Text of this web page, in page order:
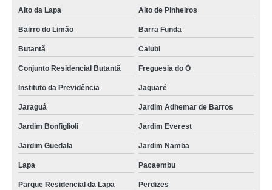
Alto da Lapa Alto de Pinheiros
Bairro do Limão Barra Funda
Butantã Caiubi
Conjunto Residencial Butantã Freguesia do Ó
Instituto da Previdência Jaguaré
Jaraguá Jardim Adhemar de Barros
Jardim Bonfiglioli Jardim Everest
Jardim Guedala Jardim Namba
Lapa Pacaembu
Parque Residencial da Lapa Perdizes